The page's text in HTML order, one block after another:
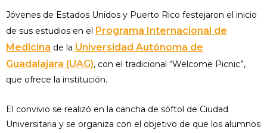
Jóvenes de Estados Unidos y Puerto Rico festejaron el inicio
de sus estudios en el Programa Internacional de
Medicina de la Universidad Autónoma de
Guadalajara (UAG), con el tradicional “Welcome Picnic”,
que ofrece la institución.
El convivio se realizó en la cancha de sóftol de Ciudad
Universitaria y se organiza con el objetivo de que los alumnos